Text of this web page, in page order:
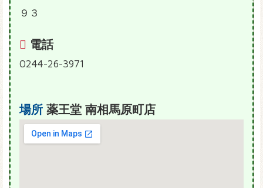
９３
電話
0244-26-3971
場所 薬王堂 南相馬原町店